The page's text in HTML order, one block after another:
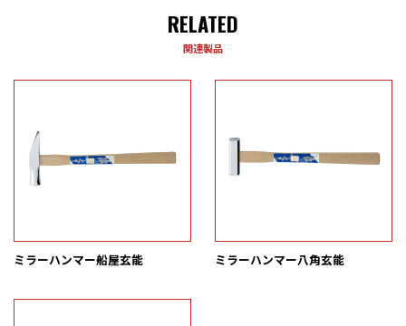
RELATED
関連製品
ミラーハンマー船屋玄能 ミラーハンマー八角玄能